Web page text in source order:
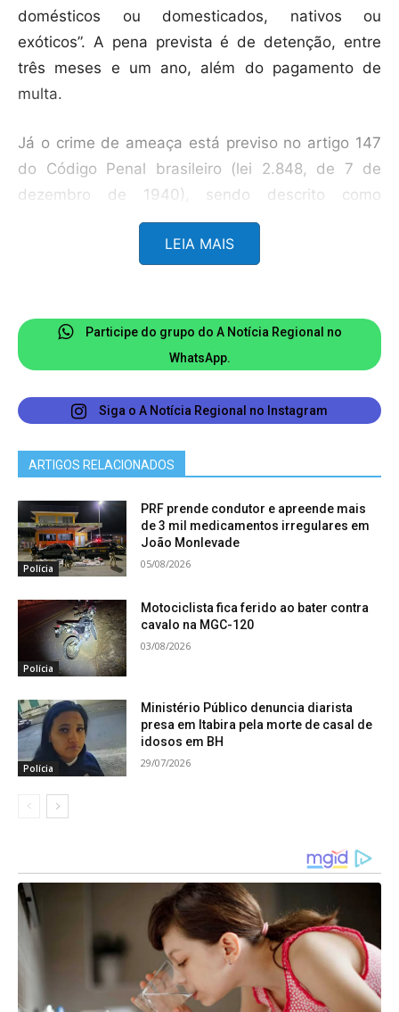
domésticos ou domesticados, nativos ou
exóticos”. A pena prevista é de detenção, entre
três meses e um ano, além do pagamento de
multa.
Já o crime de ameaça está previso no artigo 147
do Código Penal brasileiro (lei 2.848, de 7 de
dezembro de 1940), sendo descrito como
“ameaçar alguém, por palavra, escrito ou gesto,
ou qualquer outro meio simbólico, de causar-lhe
pagamento de multa.
LEIA MAIS
Participe do grupo do A Notícia Regional no
WhatsApp.
Siga o A Notícia Regional no Instagram
ARTIGOS RELACIONADOS
Polícia
PRF prende condutor e apreende mais
de 3 mil medicamentos irregulares em
João Monlevade
05/08/2026
Polícia
Motociclista fica ferido ao bater contra
cavalo na MGC-120
03/08/2026
Polícia
Ministério Público denuncia diarista
presa em Itabira pela morte de casal de
idosos em BH
29/07/2026